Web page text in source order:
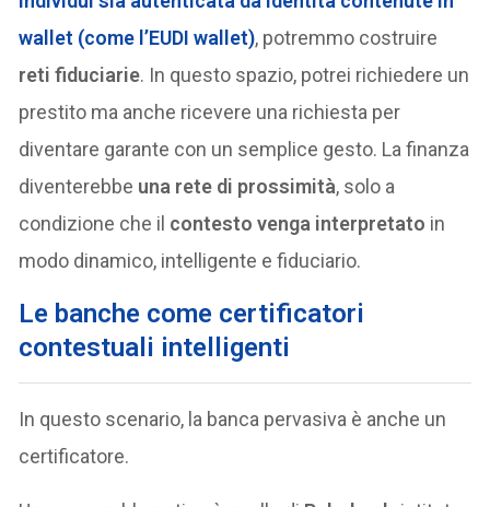
wallet (come l’EUDI wallet), potremmo costruire
reti fiduciarie. In questo spazio, potrei richiedere un
prestito ma anche ricevere una richiesta per
diventare garante con un semplice gesto. La finanza
diventerebbe una rete di prossimità, solo a
condizione che il contesto venga interpretato in
modo dinamico, intelligente e fiduciario.
Le banche come certificatori
contestuali intelligenti
In questo scenario, la banca pervasiva è anche un
certificatore.